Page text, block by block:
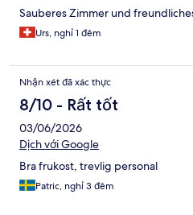
Sauberes Zimmer und
Urs, nghỉ 1 đêm
Nhận xét đã xác thực
8/10 - Rất tốt
03/06/2026
Dịch với Google
Bra frukost, trevlig personal
Patric, nghỉ 3 đêm